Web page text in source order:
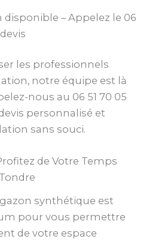
disponible – Appelez le 06
les professionnels
notre équipe est là
nous au 06 51 70 05
personnalisé et
sans souci.
de Votre Temps
synthétique est
pour vous permettre
de votre espace